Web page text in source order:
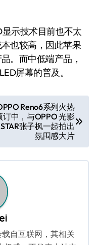
示技术目前也不太
也较高，因此苹果
。而中低端产品，
屏幕的普及。
Reno6系列火热
订中，与OPPO 光影
STAR张子枫一起拍出
氛围感大片
载自互联网，其相关